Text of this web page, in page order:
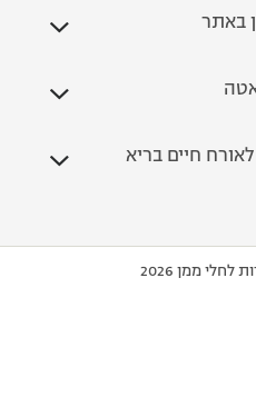
באתר
חיים בריא
ממן 2026